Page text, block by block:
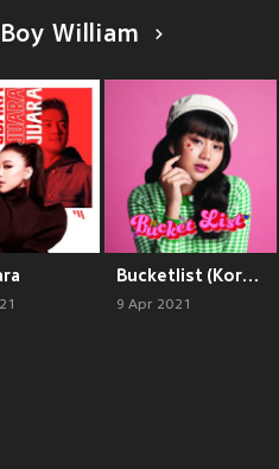
William
Bucketlist (Korean Version)
9 Apr 2021